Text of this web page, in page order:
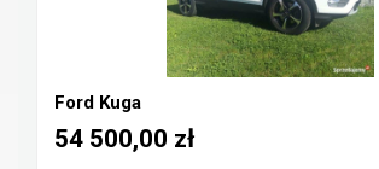
Ford Kuga
54 500,00 zł